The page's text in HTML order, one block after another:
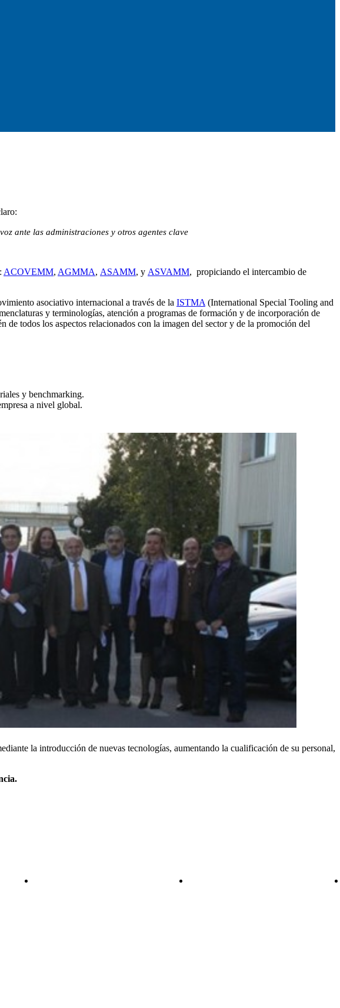
ante las administraciones y otros agentes clave
ACOVEMM, AGMMA, ASAMM, y ASVAMM, propiciando el intercambio de
asociativo internacional a través de la ISTMA (International Special Tooling and
y terminologías, atención a programas de formación y de incorporación de
todos los aspectos relacionados con la imagen del sector y de la promoción del
y benchmarking.
a nivel global.
la introducción de nuevas tecnologías, aumentando la cualificación de su personal,